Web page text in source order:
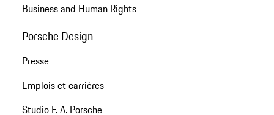
Business and Human Rights
Porsche Design
Presse
Emplois et carrières
Studio F. A. Porsche